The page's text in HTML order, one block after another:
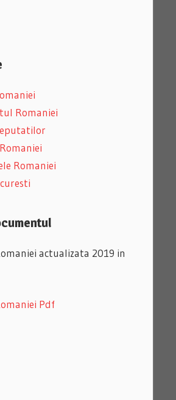
Romaniei
Romaniei
actualizata 2019 in
Pdf